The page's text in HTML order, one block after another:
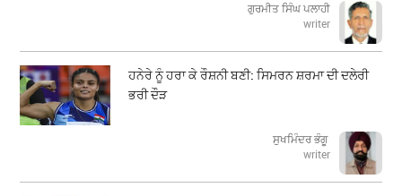
ਗੁਰਮੀਤ ਸਿੰਘ ਪਲਾਹੀ
writer
ਹਨੇਰੇ ਨੂੰ ਹਰਾ ਕੇ ਰੌਸ਼ਨੀ ਬਣੀ: ਸਿਮਰਨ ਸ਼ਰਮਾ ਦੀ ਦਲੇਰੀ
ਭਰੀ ਦੌੜ
ਸੁਖਮਿੰਦਰ ਭੰਗੂ
writer